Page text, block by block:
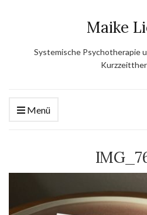
Maike
Systemische Psychotherapie
Menü